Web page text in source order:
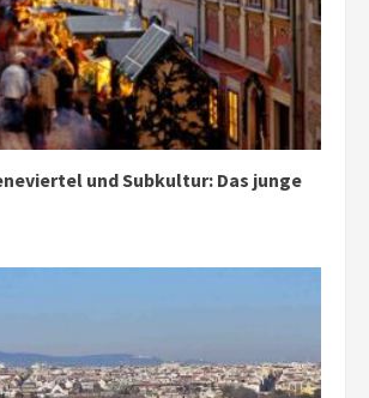
und Subkultur: Das junge